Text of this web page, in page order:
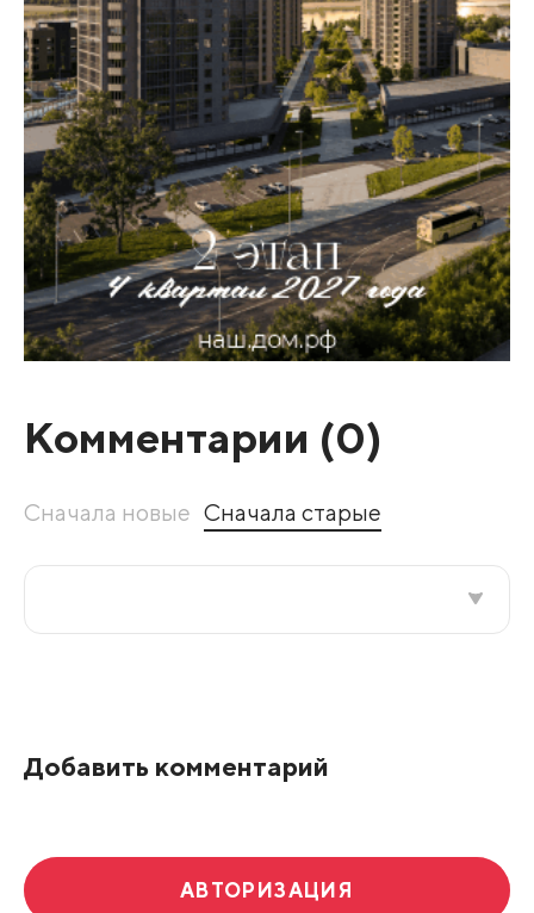
Комментарии (0)
Сначала новые Сначала старые
Добавить комментарий
АВТОРИЗАЦИЯ